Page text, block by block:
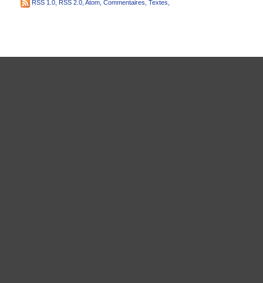
RSS 1.0 RSS 2.0 Atom Commentaires Textes